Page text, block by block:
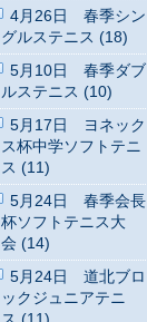
4月26日 春季シン
グルステニス (18)
5月10日 春季ダブ
ルステニス (10)
5月17日 ヨネック
ス杯中学ソフトテニ
ス (11)
5月24日 春季会長
杯ソフトテニス大
会 (14)
5月24日 道北ブロ
ックジュニアテニ